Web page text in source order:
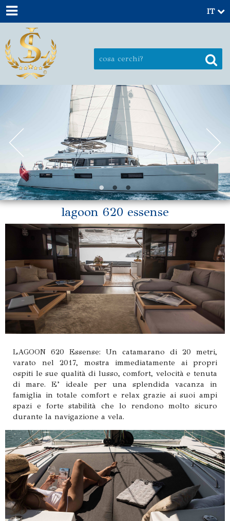
IT
lagoon 620 essense
LAGOON 620 Essense: Un catamarano di 20 metri,
varato nel 2017, mostra immediatamente ai propri
ospiti le sue qualità di lusso, comfort, velocità e tenuta
di mare. E’ ideale per una splendida vacanza in
famiglia in totale comfort e relax grazie ai suoi ampi
spazi e forte stabilità che lo rendono molto sicuro
durante la navigazione a vela.